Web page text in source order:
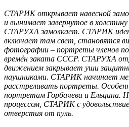
СТАРИК открывает навесной
и вынимает завернутое в
СТАРУХА замолкает. СТАРИК идет
включает там свет, становятся
фотографии – портреты членов
времён заката СССР. СТАРУХА
движением закрывает уши
наушниками. СТАРИК начинает
расстреливать портреты.
портретам Горбачева и Ельцина.
процессом, СТАРИК с
отверстия от пуль.